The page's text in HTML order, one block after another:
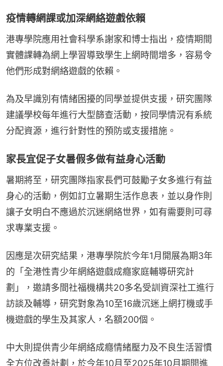
疫情轉網課或加深網絡遊戲依賴
港專學院應用社會科學系謝家和博士指出，疫情期間
實體課轉為網上學習導致學生上網時間增多，容易令
他們形成對網絡遊戲的依賴。
為及早識別有情緒困擾的同學並提供支援，研究團隊
建議學校每年進行大型篩查活動，按同學情況有系統
分配資源，進行針對性的預防或支援措施。
家長宜促子女暑假多做有益身心活動
暑期將至，研究團隊指家長們可鼓勵子女多進行有益
身心的活動，例如訂立暑期生活作息表，並以身作則
讓子女明白不應過於沉迷網絡世界，如有需要則可尋
求專業支援。
因應是次研究結果，港專學院於今年1月開展為期3年
的「全港性青少年網絡遊戲成癮家庭輔導研究計
劃」，邀請多間社福機構共20多名受訓資深社工進行
訪談及輔導，研究對象為10至16歲沉迷上網打機或手
機遊戲的學生及其家人，名額200個。
中大則提供青少年網絡成癮情緒壓力及不良生活習慣
全方位改善計劃，於今年10月至2025年10月期間進